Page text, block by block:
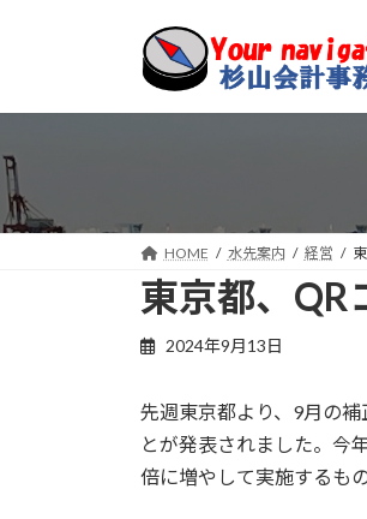
へ
ス
キ
ョ
ン
に
HOME 水先案内 経営
東京都、QR
2024年9月13日
先週東京都より、9月の
とが発表されました。今
倍に増やして実施するもの